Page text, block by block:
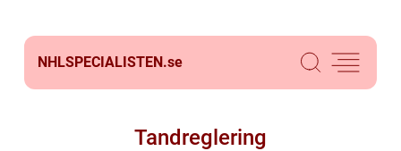
NHLSPECIALISTEN.se
Tandreglering